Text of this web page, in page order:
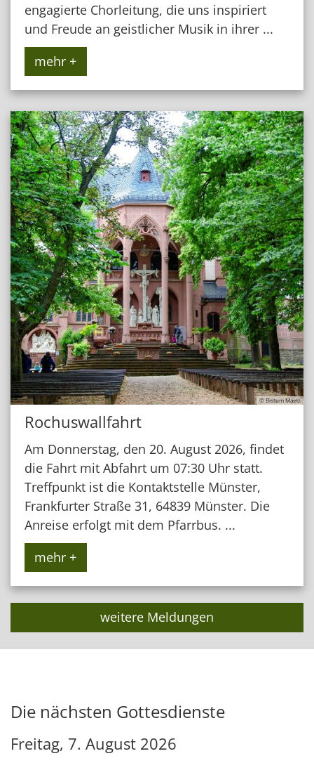
engagierte Chorleitung, die uns inspiriert
und Freude an geistlicher Musik in ihrer ...
mehr +
© Bistum Mainz
Rochuswallfahrt
Am Donnerstag, den 20. August 2026, findet
die Fahrt mit Abfahrt um 07:30 Uhr statt.
Treffpunkt ist die Kontaktstelle Münster,
Frankfurter Straße 31, 64839 Münster. Die
Anreise erfolgt mit dem Pfarrbus. ...
mehr +
weitere Meldungen
Die nächsten Gottesdienste
Freitag, 7. August 2026